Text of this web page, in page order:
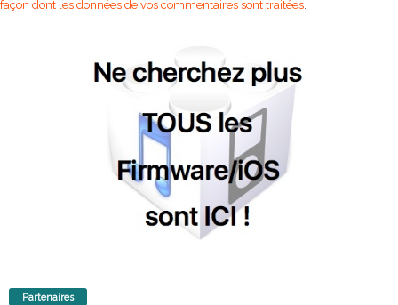
façon dont les données de vos commentaires sont traitées.
Partenaires